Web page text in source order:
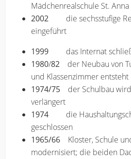
Mädchenrealschule St. Anna
2002 die sechsstufige
eingeführt
1999 das Internat
1980/82 der Neubau von
und Klassenzimmer entsteht
1974/75 der Schulbau
verlängert
1974 die
geschlossen
1965/66 Kloster, Schule
modernisiert; die beiden